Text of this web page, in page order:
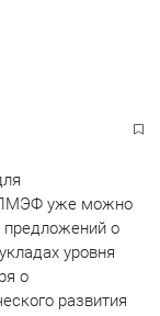
ПМЭФ уже можно
предложений о
уровня
о
развития